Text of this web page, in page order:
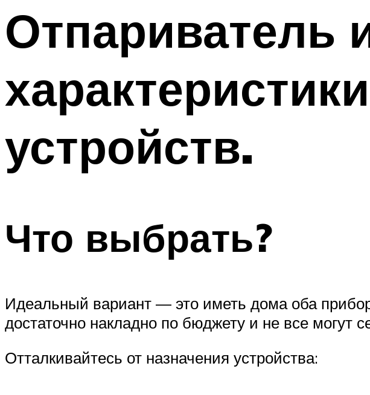
Отпариватель
устройств.
Что выбрать?
Идеальный вариант — это иметь дома оба
достаточно накладно по бюджету и не все могут
Отталкивайтесь от назначения устройства: